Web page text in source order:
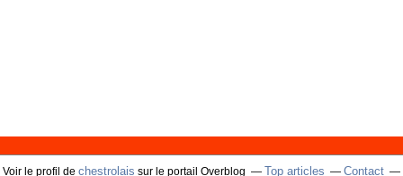
Voir le profil de chestrolais sur le portail Overblog Top articles Contact